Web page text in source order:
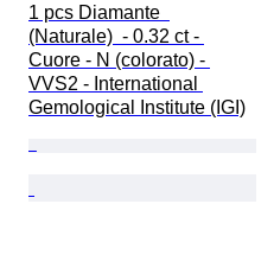
1 pcs Diamante
(Naturale)  - 0.32 ct -
Cuore - N (colorato) -
VVS2 - International
Gemological Institute (IGI)